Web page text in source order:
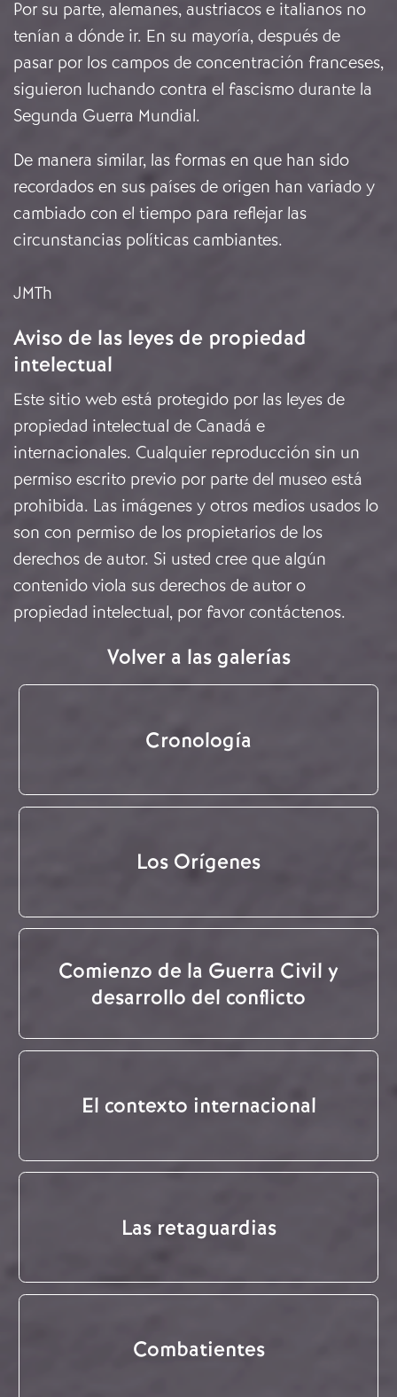
Por su parte, alemanes, austriacos e italianos no
tenían a dónde ir. En su mayoría, después de
pasar por los campos de concentración franceses,
siguieron luchando contra el fascismo durante la
Segunda Guerra Mundial.
De manera similar, las formas en que han sido
recordados en sus países de origen han variado y
cambiado con el tiempo para reflejar las
circunstancias políticas cambiantes.
JMTh
Aviso de las leyes de propiedad
intelectual
Este sitio web está protegido por las leyes de
propiedad intelectual de Canadá e
internacionales. Cualquier reproducción sin un
permiso escrito previo por parte del museo está
prohibida. Las imágenes y otros medios usados lo
son con permiso de los propietarios de los
derechos de autor. Si usted cree que algún
contenido viola sus derechos de autor o
propiedad intelectual, por favor contáctenos.
Volver a las galerías
Cronología
Los Orígenes
Comienzo de la Guerra Civil y
desarrollo del conflicto
El contexto internacional
Las retaguardias
Combatientes